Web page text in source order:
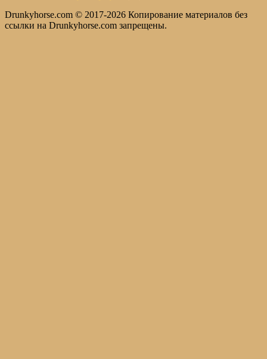
Drunkyhorse.com © 2017-2026 Копирование материалов без
ссылки на Drunkyhorse.com запрещены.